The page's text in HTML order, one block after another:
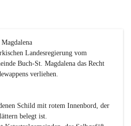
Landesregierung vom
Buch-St. Magdalena das Recht
verliehen.
Schild mit rotem Innenbord, der
belegt ist.